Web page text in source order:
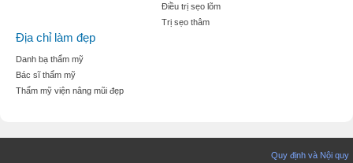
Điều trị sẹo lõm
Trị sẹo thâm
Địa chỉ làm đẹp
Danh bạ thẩm mỹ
Bác sĩ thẩm mỹ
Thẩm mỹ viện nâng mũi đẹp
Quy định và Nội quy